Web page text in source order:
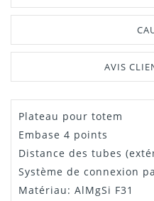
AVIS
Plateau pour totem
Embase 4 points
Distance des tubes
Système de connexion
Matériau: AlMgSi F31